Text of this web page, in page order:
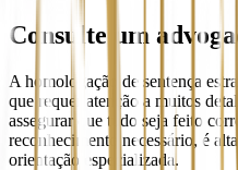
Consulte um
A homologação de sentença
que requer atenção a muitos
assegurar que tudo seja feito
reconhecimento necessário, é
orientação especializada.